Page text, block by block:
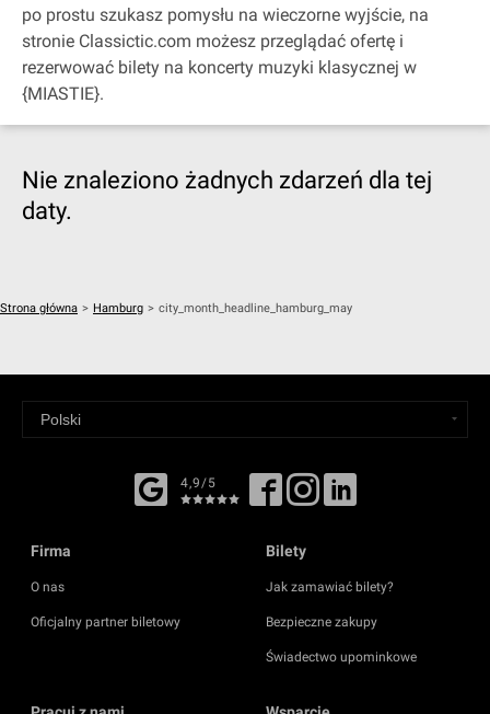
po prostu szukasz pomysłu na wieczorne wyjście, na
stronie Classictic.com możesz przeglądać ofertę i
rezerwować bilety na koncerty muzyki klasycznej w
{MIASTIE}.
Nie znaleziono żadnych zdarzeń dla tej
daty.
Strona główna > Hamburg > city_month_headline_hamburg_may
4,9/5
Firma
O nas
Oficjalny partner biletowy
Bilety
Jak zamawiać bilety?
Bezpieczne zakupy
Świadectwo upominkowe